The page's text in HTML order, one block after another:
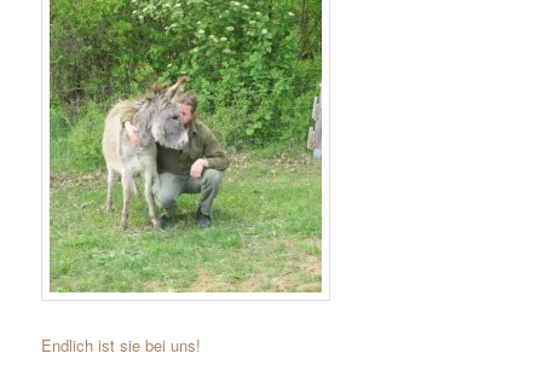
Endlich ist sie bei uns!